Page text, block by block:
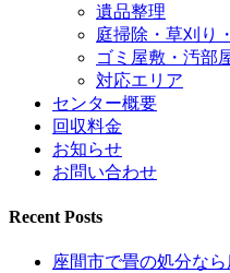
遺品整理
庭掃除・草刈り
ゴミ屋敷・汚部
対応エリア
センター概要
回収料金
お知らせ
お問い合わせ
Recent Posts
座間市で畳の処分な